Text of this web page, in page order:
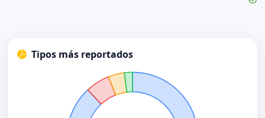
Tipos más reportados